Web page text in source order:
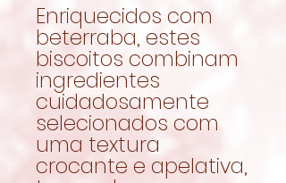
Enriquecidos com
beterraba, estes
biscoitos combinam
ingredientes
cuidadosamente
selecionados com
uma textura
crocante e apelativa,